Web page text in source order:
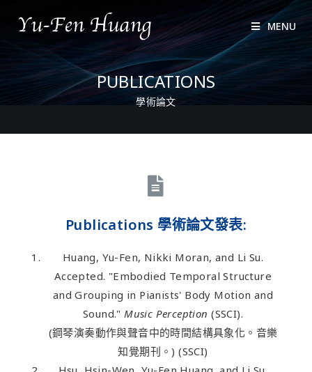
MENU
PUBLICATIONS
學術論文
Publications 學術論文發表:
Huang, Yu-Fen, Nikki Moran, and Li Su.
Accepted. "Embodied Temporal Structure
and Grouping in Pianists' Body Motion and
Sound."Music Perception (SSCI).
(鋼琴演奏動作與聲音中的時間結構具象化。音樂
知覺期刊。) (SSCI)